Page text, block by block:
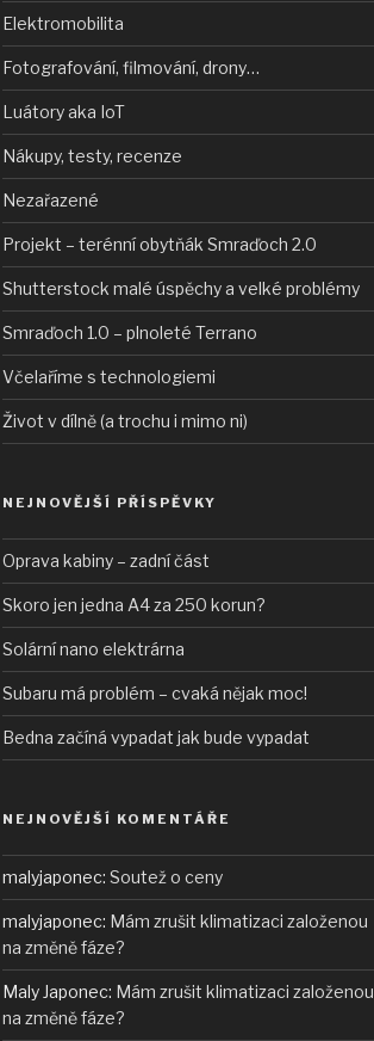
Elektromobilita
Fotografování, filmování, drony…
Luátory aka IoT
Nákupy, testy, recenze
Nezařazené
Projekt – terénní obytňák Smraďoch 2.0
Shutterstock malé úspěchy a velké problémy
Smraďoch 1.0 – plnoleté Terrano
Včelaříme s technologiemi
Život v dílně (a trochu i mimo ni)
NEJNOVĚJŠÍ PŘÍSPĚVKY
Oprava kabiny – zadní část
Skoro jen jedna A4 za 250 korun?
Solární nano elektrárna
Subaru má problém – cvaká nějak moc!
Bedna začíná vypadat jak bude vypadat
NEJNOVĚJŠÍ KOMENTÁŘE
malyjaponec: Soutež o ceny
malyjaponec: Mám zrušit klimatizaci založenou
na změně fáze?
Maly Japonec: Mám zrušit klimatizaci založenou
na změně fáze?